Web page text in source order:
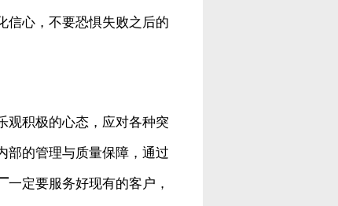
信心，不要恐惧失败之后的
观积极的心态，应对各种突
部的管理与质量保障，通过
一定要服务好现有的客户，